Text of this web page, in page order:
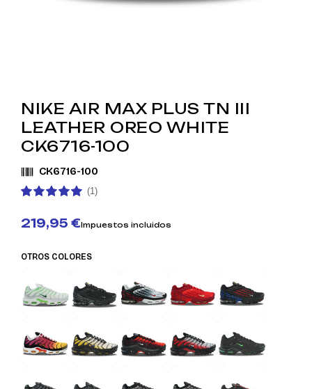
NIKE AIR MAX PLUS TN III
LEATHER OREO WHITE
CK6716-100
CK6716-100
(1)
219,95 €Impuestos incluidos
OTROS COLORES